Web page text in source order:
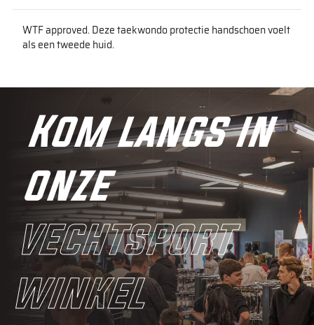
WTF approved. Deze taekwondo protectie handschoen voelt
als een tweede huid.
Kom langs in
onze
vechtsport
winkel